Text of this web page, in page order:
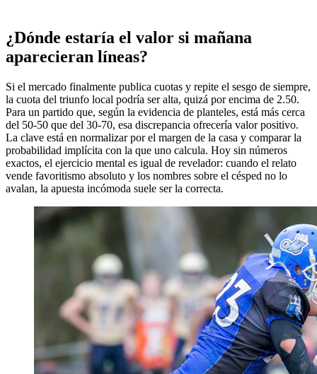
¿Dónde estaría el valor si mañana
aparecieran líneas?
Si el mercado finalmente publica cuotas y repite el sesgo de siempre,
la cuota del triunfo local podría ser alta, quizá por encima de 2.50.
Para un partido que, según la evidencia de planteles, está más cerca
del 50-50 que del 30-70, esa discrepancia ofrecería valor positivo.
La clave está en normalizar por el margen de la casa y comparar la
probabilidad implícita con la que uno calcula. Hoy sin números
exactos, el ejercicio mental es igual de revelador: cuando el relato
vende favoritismo absoluto y los nombres sobre el césped no lo
avalan, la apuesta incómoda suele ser la correcta.